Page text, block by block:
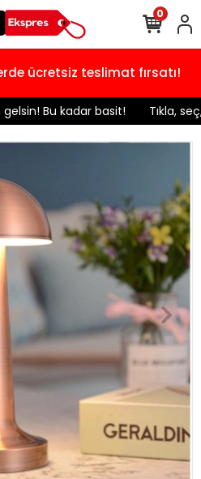
ücretsiz teslimat fırsatı!
gelsin! Bu kadar basit! Tıkla,
0